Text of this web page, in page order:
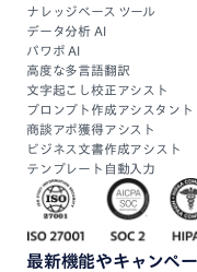
ナレッジベース ツール
データ分析 AI
パワポ AI
高度な多言語翻訳
文字起こし校正アシスト
プロンプト作成アシスタント
商談アポ獲得アシスト
ビジネス文書作成アシスト
テンプレート自動入力
最新機能やキャンペー